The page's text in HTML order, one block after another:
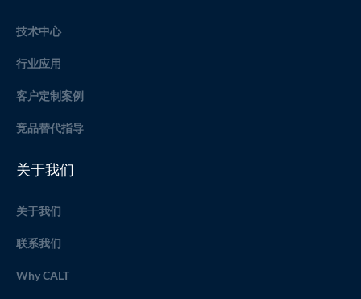
技术中心
行业应用
客户定制案例
竞品替代指导
关于我们
关于我们
联系我们
Why CALT